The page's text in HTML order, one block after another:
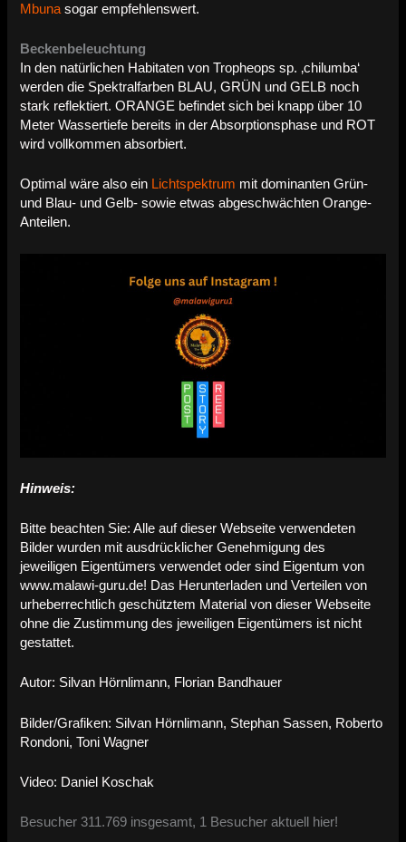
Mbuna sogar empfehlenswert.
Beckenbeleuchtung
In den natürlichen Habitaten von Tropheops sp. ‚chilumba‘
werden die Spektralfarben BLAU, GRÜN und GELB noch
stark reflektiert. ORANGE befindet sich bei knapp über 10
Meter Wassertiefe bereits in der Absorptionsphase und ROT
wird vollkommen absorbiert.
Optimal wäre also ein Lichtspektrum mit dominanten Grün-
und Blau- und Gelb- sowie etwas abgeschwächten Orange-
Anteilen.
Hinweis:
Bitte beachten Sie: Alle auf dieser Webseite verwendeten
Bilder wurden mit ausdrücklicher Genehmigung des
jeweiligen Eigentümers verwendet oder sind Eigentum von
www.malawi-guru.de! Das Herunterladen und Verteilen von
urheberrechtlich geschütztem Material von dieser Webseite
ohne die Zustimmung des jeweiligen Eigentümers ist nicht
gestattet.
Autor: Silvan Hörnlimann, Florian Bandhauer
Bilder/Grafiken: Silvan Hörnlimann, Stephan Sassen, Roberto
Rondoni, Toni Wagner
Video: Daniel Koschak
Besucher 311.769 insgesamt, 1 Besucher aktuell hier!